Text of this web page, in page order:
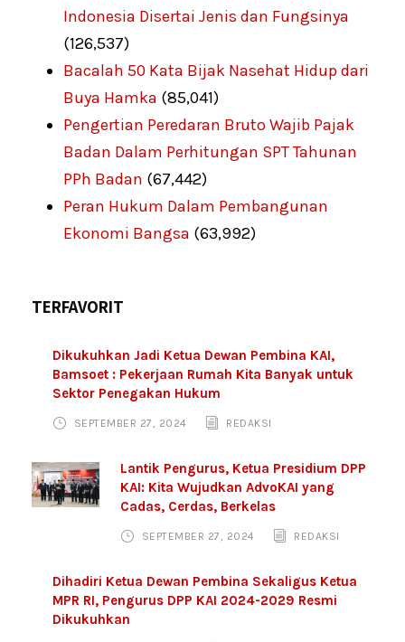
Indonesia Disertai Jenis dan Fungsinya
(126,537)
Bacalah 50 Kata Bijak Nasehat Hidup dari
Buya Hamka (85,041)
Pengertian Peredaran Bruto Wajib Pajak
Badan Dalam Perhitungan SPT Tahunan
PPh Badan (67,442)
Peran Hukum Dalam Pembangunan
Ekonomi Bangsa (63,992)
TERFAVORIT
Dikukuhkan Jadi Ketua Dewan Pembina KAI,
Bamsoet : Pekerjaan Rumah Kita Banyak untuk
Sektor Penegakan Hukum
SEPTEMBER 27, 2024 REDAKSI
Lantik Pengurus, Ketua Presidium DPP
KAI: Kita Wujudkan AdvoKAI yang
Cadas, Cerdas, Berkelas
SEPTEMBER 27, 2024 REDAKSI
Dihadiri Ketua Dewan Pembina Sekaligus Ketua
MPR RI, Pengurus DPP KAI 2024-2029 Resmi
Dikukuhkan